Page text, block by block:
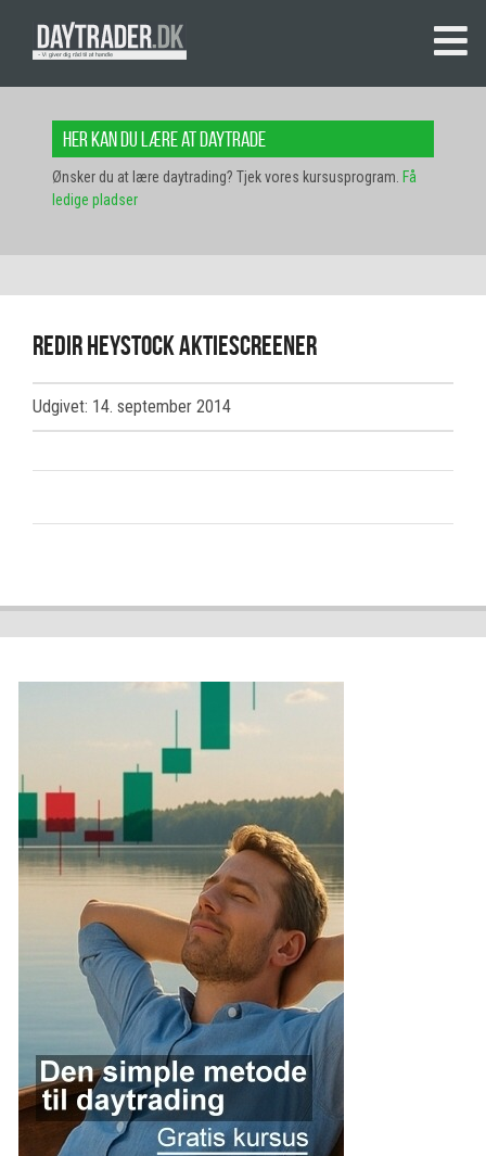
Her kan du lære at daytrade
Ønsker du at lære daytrading? Tjek vores kursusprogram. Få
ledige pladser
redir heystock aktiescreener
Udgivet: 14. september 2014